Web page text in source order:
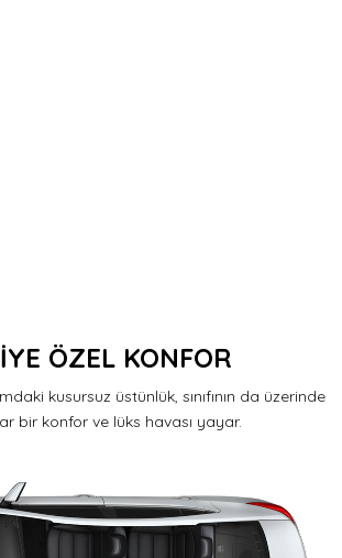
ÖZEL KONFOR
kusursuz üstünlük, sınıfının da üzerinde
bir konfor ve lüks havası yayar.